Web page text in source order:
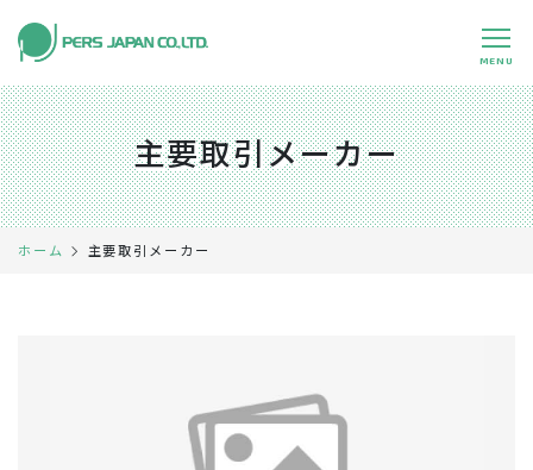
MENU
私たちの特長 About Us
事業内容 Business
主要取引メーカー
ホーム 主要取引メーカー